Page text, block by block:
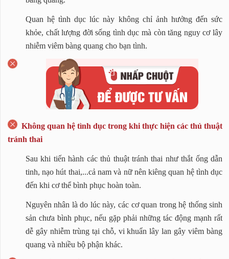
Quan hệ tình dục lúc này không chỉ ảnh hưởng đến sức
khỏe, chất lượng đời sống tình dục mà còn tăng nguy cơ lây
nhiễm viêm bàng quang cho bạn tình.
Không quan hệ tình dục trong khi thực hiện các thủ thuật
tránh thai
Sau khi tiến hành các thủ thuật tránh thai như thắt ống dẫn
tinh, nạo hút thai,...cả nam và nữ nên kiêng quan hệ tình dục
đến khi cơ thể bình phục hoàn toàn.
Nguyên nhân là do lúc này, các cơ quan trong hệ thống sinh
sản chưa bình phục, nếu gặp phải những tác động mạnh rất
dễ gây nhiễm trùng tại chỗ, vi khuẩn lây lan gây viêm bàng
quang và nhiều bộ phận khác.